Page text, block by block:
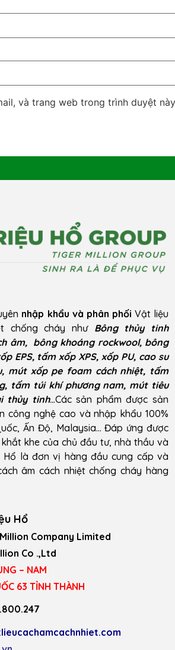
và trang web trong trình duyệt
nhập khẩu và phân phối Vật liệu
chống cháy như Bông thủy tinh
âm, bông khoáng rockwool, bông
EPS, tấm xốp XPS, xốp PU, cao su
mút xốp pe foam cách nhiệt, tấm
tấm túi khí phương nam, mút tiêu
thủy tinh...Các sản phẩm được sản
công nghệ cao và nhập khẩu 100%
Ấn Độ, Malaysia… Đáp ứng được
khe của chủ đầu tư, nhà thầu và
Hổ là đơn vị hàng đầu cung cấp và
âm cách nhiệt chống cháy hàng
Hổ
Company Limited
Co .,Ltd
– NAM
63 TỈNH THÀNH